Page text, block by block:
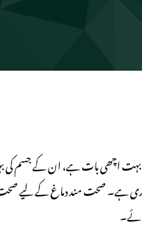
بہت اچھی بات ہے، ان کے جسم
ہے۔ صحت مند دماغ کے لیے